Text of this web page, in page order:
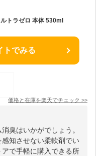
トラゼロ 本体 530ml
トでみる
価格と在庫を楽天でチェック >>
臭はいかがでしょう。
知させない柔軟剤でい
で手軽に購入できる所